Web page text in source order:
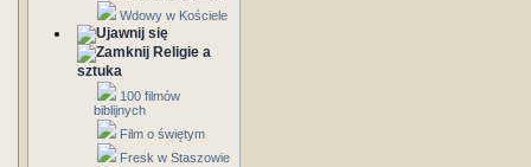
Wdowy w Kościele
Religie a
sztuka
100 filmów
biblijnych
Film o świętym
Fresk w Staszowie